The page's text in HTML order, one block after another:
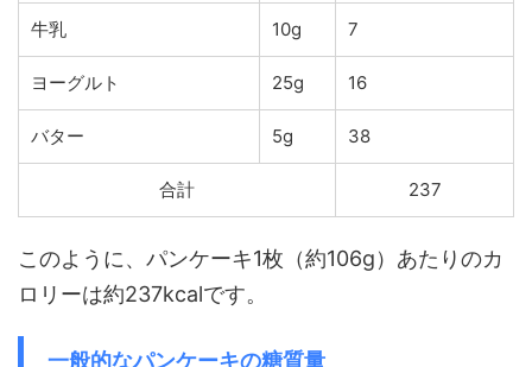
牛乳 10g 7
ヨーグルト 25g 16
バター 5g 38
合計 237
このように、パンケーキ1枚（約106g）あたりのカ
ロリーは約237kcalです。
一般的なパンケーキの糖質量